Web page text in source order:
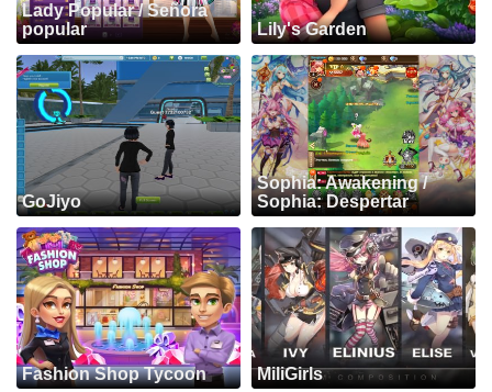
Lady Popular / Señora
popular
Lily's Garden
GoJiyo
Sophia: Awakening /
Sophia: Despertar
Fashion Shop Tycoon MiliGirls